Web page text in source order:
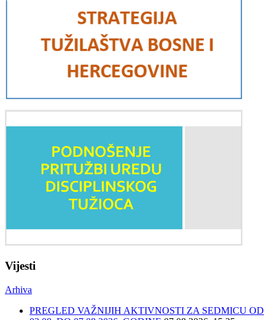
Vijesti
Arhiva
PREGLED VAŽNIJIH AKTIVNOSTI ZA SEDMICU OD